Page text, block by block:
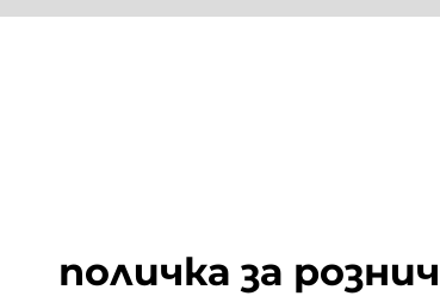
поличка за